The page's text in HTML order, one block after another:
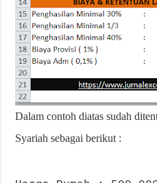
Dalam contoh diatas sudah
Syariah sebagai berikut :